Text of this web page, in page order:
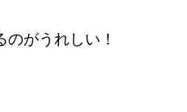
がうれしい！